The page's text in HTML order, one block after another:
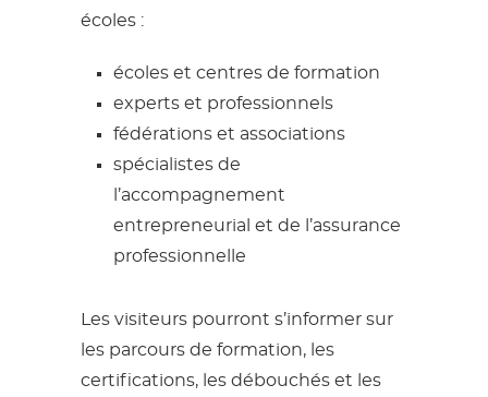
écoles :
écoles et centres de formation
experts et professionnels
fédérations et associations
spécialistes de
l’accompagnement
entrepreneurial et de l’assurance
professionnelle
Les visiteurs pourront s’informer sur
les parcours de formation, les
certifications, les débouchés et les